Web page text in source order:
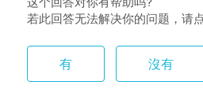
若此回答无法解决你的问题，请
有 沒有